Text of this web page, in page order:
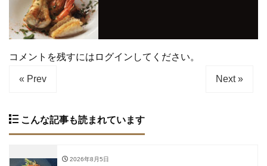
コメントを残すにはログインしてください。
« Prev Next »
こんな記事も読まれています
2026年8月5日